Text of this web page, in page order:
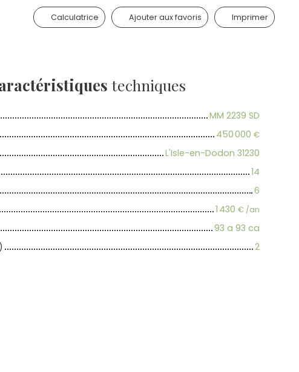
Calculatrice Ajouter aux favoris Imprimer
techniques
MM 2239 SD
450 000 €
L'Isle-en-Dodon 31230
14
6
1 430 € /an
93 a 93 ca
2